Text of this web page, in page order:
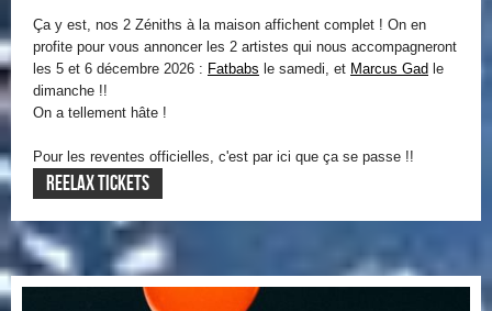
Ça y est, nos 2 Zéniths à la maison affichent complet ! On en
profite pour vous annoncer les 2 artistes qui nous accompagneront
les 5 et 6 décembre 2026 : Fatbabs le samedi, et Marcus Gad le
dimanche !!
On a tellement hâte !
Pour les reventes officielles, c'est par ici que ça se passe !!
REELAX TICKETS